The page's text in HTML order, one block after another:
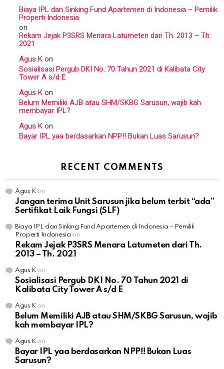
Biaya IPL dan Sinking Fund Apartemen di Indonesia – Pemilik
Properti Indonesia
on
Rekam Jejak P3SRS Menara Latumeten dari Th. 2013 – Th.
2021
Agus K on
Sosialisasi Pergub DKI No. 70 Tahun 2021 di Kalibata City
Tower A s/d E
Agus K on
Belum Memiliki AJB atau SHM/SKBG Sarusun, wajib kah
membayar IPL?
Agus K on
Bayar IPL yaa berdasarkan NPP!! Bukan Luas Sarusun?
RECENT COMMENTS
Agus Kon
Jangan terima Unit Sarusun jika belum terbit “ada”
Sertifikat Laik Fungsi (SLF)
Biaya IPL dan Sinking Fund Apartemen di Indonesia – Pemilik
Properti Indonesia on
Rekam Jejak P3SRS Menara Latumeten dari Th.
2013 – Th. 2021
Agus Kon
Sosialisasi Pergub DKI No. 70 Tahun 2021 di
Kalibata City Tower A s/d E
Agus Kon
Belum Memiliki AJB atau SHM/SKBG Sarusun, wajib
kah membayar IPL?
Agus Kon
Bayar IPL yaa berdasarkan NPP!! Bukan Luas
Sarusun?